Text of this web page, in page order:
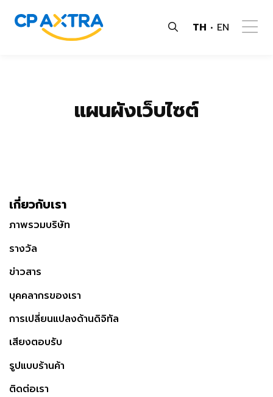
TH EN
แผนผังเว็บไซต์
เกี่ยวกับเรา
ภาพรวมบริษัท
รางวัล
ข่าวสาร
บุคคลากรของเรา
การเปลี่ยนแปลงด้านดิจิทัล
เสียงตอบรับ
รูปแบบร้านค้า
ติดต่อเรา